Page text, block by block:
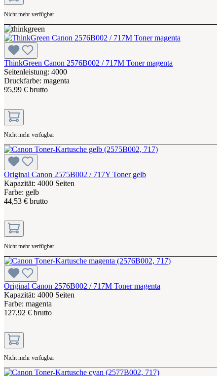
Nicht mehr verfügbar
ThinkGreen Canon 2576B002 / 717M Toner magenta
Seitenleistung: 4000
Druckfarbe: magenta
95,99 € brutto
Nicht mehr verfügbar
Original Canon 2575B002 / 717Y Toner gelb
Kapazität: 4000 Seiten
Farbe: gelb
44,53 € brutto
Nicht mehr verfügbar
Original Canon 2576B002 / 717M Toner magenta
Kapazität: 4000 Seiten
Farbe: magenta
127,92 € brutto
Nicht mehr verfügbar